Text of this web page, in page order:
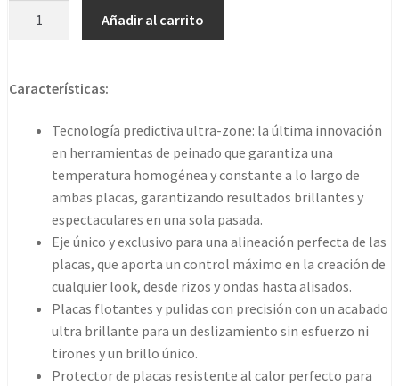
Añadir al carrito
Características:
Tecnología predictiva ultra-zone: la última innovación
en herramientas de peinado que garantiza una
temperatura homogénea y constante a lo largo de
ambas placas, garantizando resultados brillantes y
espectaculares en una sola pasada.
Eje único y exclusivo para una alineación perfecta de las
placas, que aporta un control máximo en la creación de
cualquier look, desde rizos y ondas hasta alisados.
Placas flotantes y pulidas con precisión con un acabado
ultra brillante para un deslizamiento sin esfuerzo ni
tirones y un brillo único.
Protector de placas resistente al calor perfecto para